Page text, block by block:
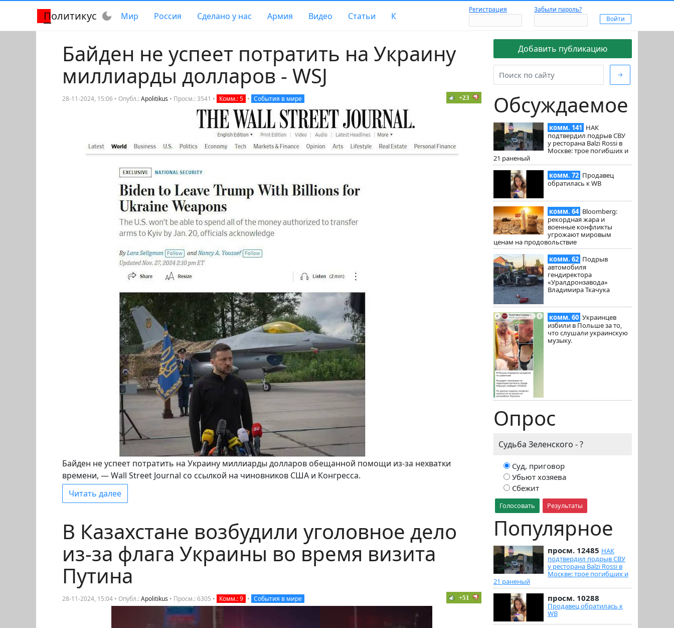
Политикус dark_mode Мир Россия Сделано у нас Армия Видео Статьи К
Регистрация Забыли пароль?
Добавить публикацию
→
Обсуждаемое
комм. 141 НАК
подтвердил подрыв СВУ
у ресторана Balzi Rossi в
Москве: трое погибших и
21 раненый
комм. 72 Продавец
обратилась к WB
комм. 64 Bloomberg:
рекордная жара и
военные конфликты
угрожают мировым
ценам на продовольствие
комм. 62 Подрыв
автомобиля
гендиректора
«Уралдронзавода»
Владимира Ткачука
комм. 60 Украинцев
избили в Польше за то,
что слушали украинскую
музыку.
Опрос
Судьба Зеленского - ?
Суд, приговор
Убьют хозяева
Сбежит
Голосовать Результаты
Популярное
просм. 12485 НАК
подтвердил подрыв СВУ
у ресторана Balzi Rossi в
Москве: трое погибших и
21 раненый
просм. 10288
Продавец обратилась к
WB
Байден не успеет потратить на Украину
миллиарды долларов - WSJ
28-11-2024, 15:06 • Опубл.:Apolitikus • Просм.: 3541 • Комм.: 5 • События в мире +23
Байден не успеет потратить на Украину миллиарды долларов обещанной помощи из-за нехватки
времени, — Wall Street Journal со ссылкой на чиновников США и Конгресса.
Читать далее
В Казахстане возбудили уголовное дело
из-за флага Украины во время визита
Путина
28-11-2024, 15:04 • Опубл.:Apolitikus • Просм.: 6305 • Комм.: 9 • События в мире +51